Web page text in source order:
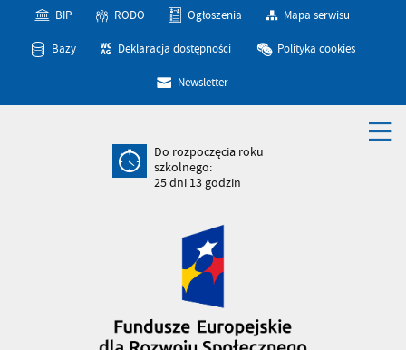
BIP RODO Ogłoszenia Mapa serwisu
Bazy Deklaracja dostępności Polityka cookies
Newsletter
Do rozpoczęcia roku
szkolnego:
25dni 13godzin